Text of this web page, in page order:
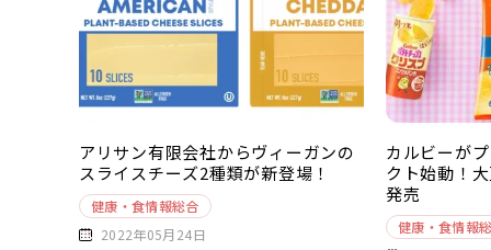
アリサン有限会社からヴィーガンの
スライスチーズ2種類が新登場！
健康・食情報総合
2022年05月24日
カルビーが
クト始動！
発売
健康・食情報